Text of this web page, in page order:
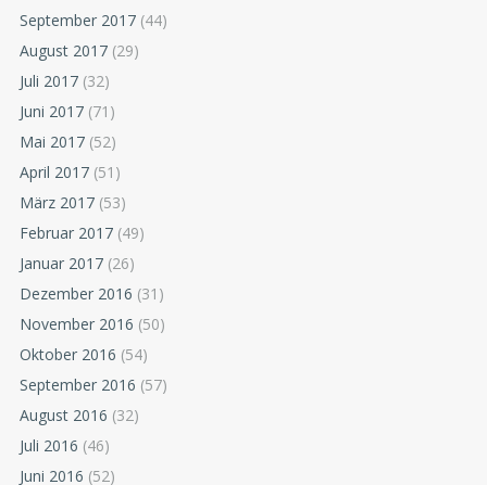
September 2017 (44)
August 2017 (29)
Juli 2017 (32)
Juni 2017 (71)
Mai 2017 (52)
April 2017 (51)
März 2017 (53)
Februar 2017 (49)
Januar 2017 (26)
Dezember 2016 (31)
November 2016 (50)
Oktober 2016 (54)
September 2016 (57)
August 2016 (32)
Juli 2016 (46)
Juni 2016 (52)